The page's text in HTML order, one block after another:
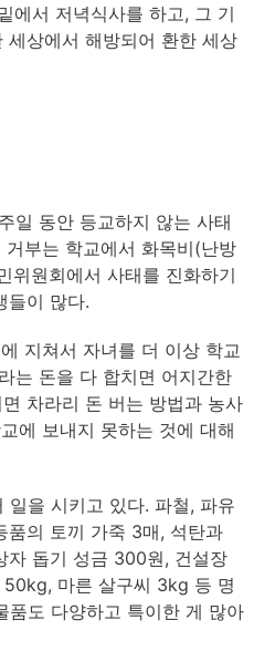
에서 저녁식사를 하고, 그 기
세상에서 해방되어 환한 세상
일 동안 등교하지 않는 사태
부는 학교에서 화목비(난방
위원회에서 사태를 진화하기
들이 많다.
지쳐서 자녀를 더 이상 학교
는 돈을 다 합치면 어지간한
차라리 돈 버는 방법과 농사
에 보내지 못하는 것에 대해
을 시키고 있다. 파철, 파유
품의 토끼 가죽 3매, 석탄과
자 돕기 성금 300원, 건설장
마른 살구씨 3kg 등 명
품도 다양하고 특이한 게 많아